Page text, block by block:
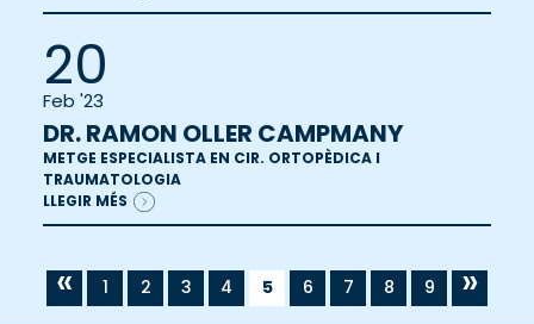
20
Feb '23
DR. RAMON OLLER CAMPMANY
METGE ESPECIALISTA EN CIR. ORTOPÈDICA I
TRAUMATOLOGIA
LLEGIR MÉS
« 1 2 3 4 5 6 7 8 9 »